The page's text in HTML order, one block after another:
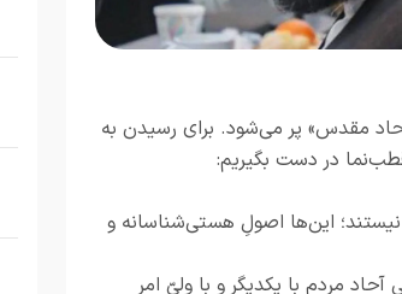
مقدس» پر می‌شود. برای رسیدن به
قطب‌نما در دست بگیریم:
نیستند؛ این‌ها اصولِ هستی‌شناسانه و
مردم با یکدیگر و با ولیّ امر